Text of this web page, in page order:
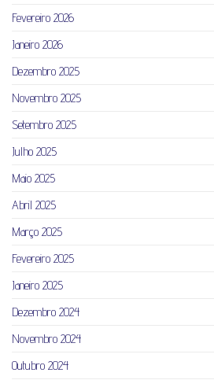
Fevereiro 2026
Janeiro 2026
Dezembro 2025
Novembro 2025
Setembro 2025
Julho 2025
Maio 2025
Abril 2025
Março 2025
Fevereiro 2025
Janeiro 2025
Dezembro 2024
Novembro 2024
Outubro 2024